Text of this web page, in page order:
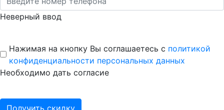
Неверный ввод
Нажимая на кнопку Вы соглашаетесь с политикой
конфиденциальности персональных данных
Необходимо дать согласие
Получить скидку